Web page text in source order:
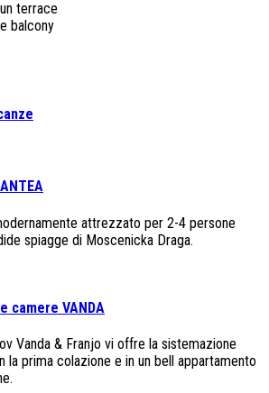
terrace
balcony
attrezzato per 2-4 persone
spiagge di Moscenicka Draga.
camere VANDA
Vanda & Franjo vi offre la sistemazione
la prima colazione e in un bell appartamento